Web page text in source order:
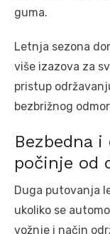
guma.
Letnja sezona
više izazova za
pristup
bezbrižnog
Bezbedna
počinje od
Duga putovanja
ukoliko se
vožnje i način